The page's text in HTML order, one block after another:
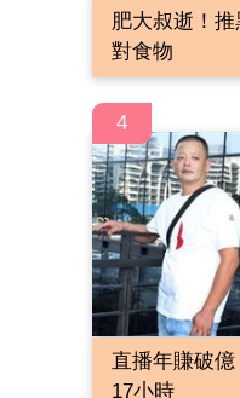
肥大叔逝！
對食物
4
直播年賺破
17小時